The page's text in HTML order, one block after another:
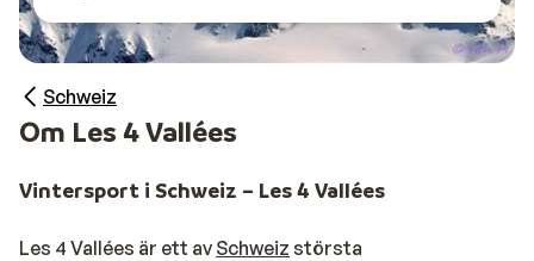
Schweiz
Om Les 4 Vallées
Vintersport i Schweiz – Les 4 Vallées
Les 4 Vallées är ett av Schweiz största